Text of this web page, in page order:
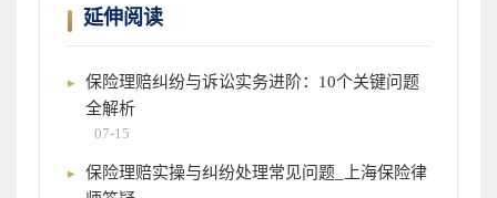
延伸阅读
保险理赔纠纷与诉讼实务进阶：10个关键问题
全解析
07-15
保险理赔实操与纠纷处理常见问题_上海保险律